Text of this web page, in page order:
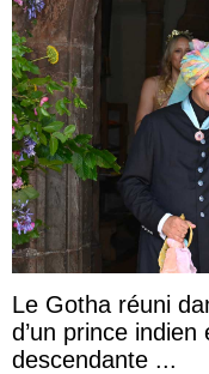
Le Gotha réuni
d’un prince indien
descendante ...